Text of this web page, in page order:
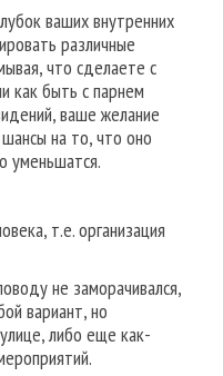
ваших внутренних
различные
что сделаете с
как быть с парнем
ваше желание
на то, что оно
уменьшатся.
т.е. организация
не заморачивался,
вариант, но
либо еще как-